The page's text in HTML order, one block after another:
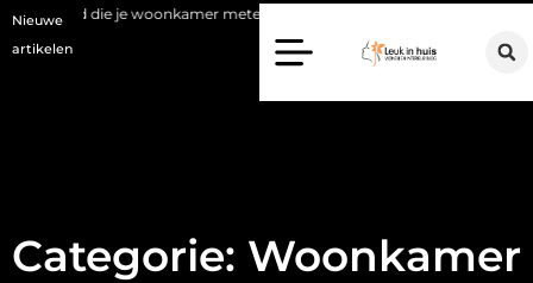
Nieuwe
artikelen
wand die je woonkamer meteen rust geeft
Categorie: Woonkamer